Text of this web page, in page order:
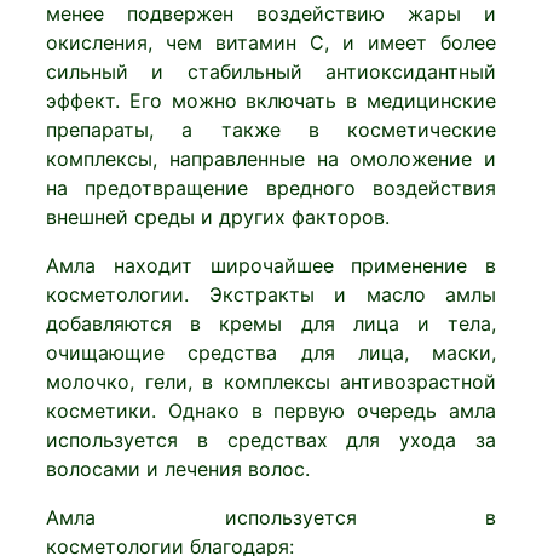
менее подвержен воздействию жары и
окисления, чем витамин С, и имеет более
сильный и стабильный антиоксидантный
эффект. Его можно включать в медицинские
препараты, а также в косметические
комплексы, направленные на омоложение и
на предотвращение вредного воздействия
внешней среды и других факторов.
Амла находит широчайшее применение в
косметологии. Экстракты и масло амлы
добавляются в кремы для лица и тела,
очищающие средства для лица, маски,
молочко, гели, в комплексы антивозрастной
косметики. Однако в первую очередь амла
используется в средствах для ухода за
волосами и лечения волос.
Амла используется в
косметологии благодаря: